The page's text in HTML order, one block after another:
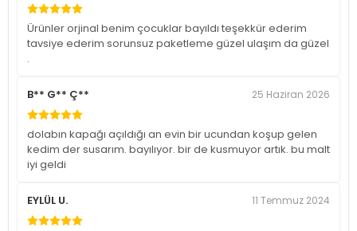
Ürünler orjinal benim çocuklar bayıldı teşekkür ederim
tavsiye ederim sorunsuz paketleme güzel ulaşım da güzel
.
B** G** Ç** 25 Haziran 2026
dolabın kapağı açıldığı an evin bir ucundan koşup gelen
kedim der susarım. bayılıyor. bir de kusmuyor artık. bu malt
iyi geldi
EYLÜL U. 11 Temmuz 2024